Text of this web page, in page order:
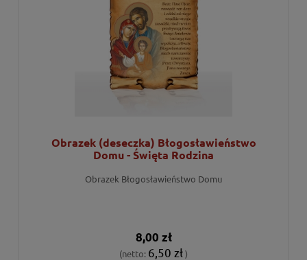
Obrazek (deseczka) Błogosławieństwo
Domu - Święta Rodzina
Obrazek Błogosławieństwo Domu
8,00 zł
(netto: 6,50 zł)